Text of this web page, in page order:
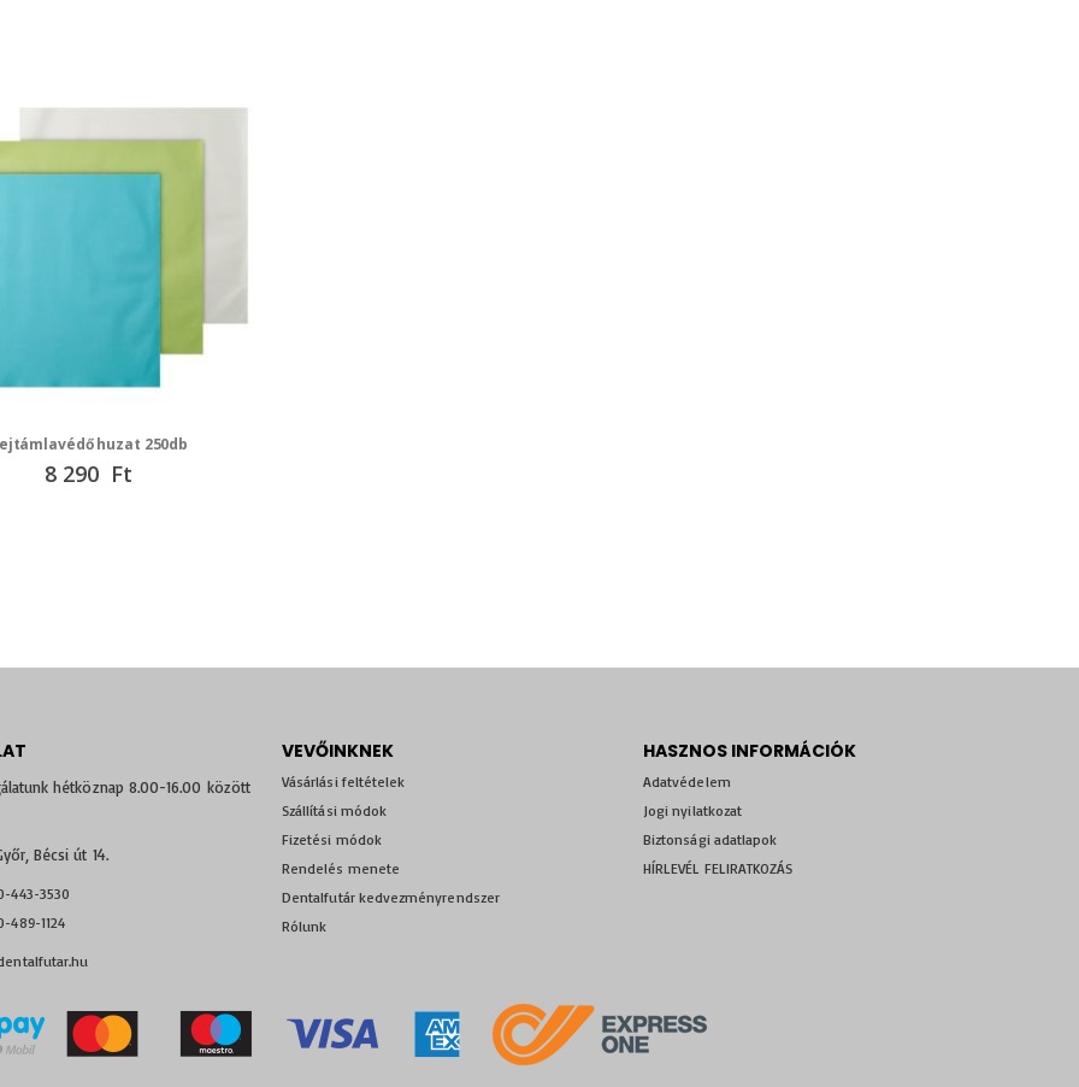
huzat 250db
8 290 Ft
hétköznap 8.00-16.00 között
Bécsi út 14.
443-3530
489-1124
VEVŐINKNEK
Vásárlási feltételek
Szállítási módok
Fizetési módok
Rendelés menete
Dentalfutár kedvezményrendszer
Rólunk
HASZNOS INFORMÁCIÓK
Adatvédelem
Jogi nyilatkozat
Biztonsági adatlapok
HÍRLEVÉL FELIRATKOZÁS